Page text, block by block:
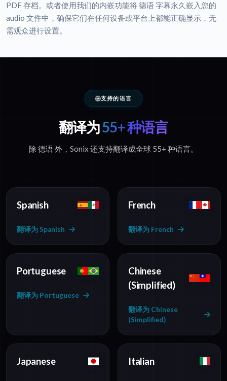
PDF 存档。或者使用我们的内嵌功能将 德语 字幕永久嵌入您的
audio 文件中，确保它们在任何设备或平台上都能正确显示，无
需观众进行设置。
支持的语言
翻译为55+ 种语言
除 德语 外，Sonix 还支持翻译成全球 55+ 种语言。
Spanish
翻译为 Spanish
French
翻译为 French
Portuguese
翻译为 Portuguese
Chinese
(Simplified)
翻译为 Chinese
(Simplified)
Japanese Italian